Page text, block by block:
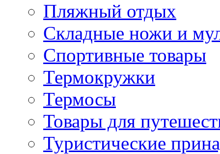
Пляжный отдых
Складные ножи и
Спортивные товары
Термокружки
Термосы
Товары для
Туристические